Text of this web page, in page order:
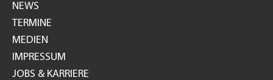
NEWS
TERMINE
MEDIEN
IMPRESSUM
JOBS & KARRIERE